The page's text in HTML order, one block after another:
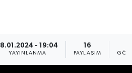
18.01.2024 - 19:04
YAYINLANMA
16
PAYLAŞIM